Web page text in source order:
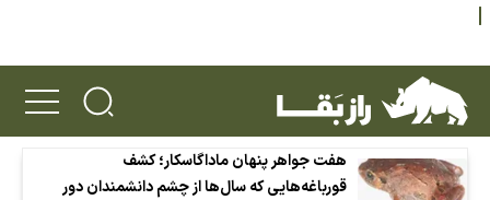
هفت جواهر پنهان ماداگاسکار؛ کشف
قورباغه‌هایی که سال‌ها از چشم دانشمندان دور